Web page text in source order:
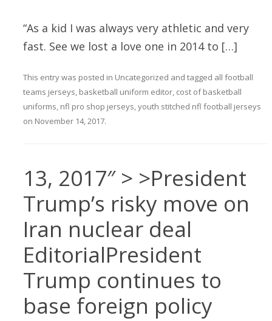
“As a kid I was always very athletic and very
fast. See we lost a love one in 2014 to […]
This entry was posted in Uncategorized and tagged all football
teams jerseys, basketball uniform editor, cost of basketball
uniforms, nfl pro shop jerseys,youth stitched nfl football jerseys
on November 14, 2017.
13, 2017″ > >President
Trump’s risky move on
Iran nuclear deal
EditorialPresident
Trump continues to
base foreign policy